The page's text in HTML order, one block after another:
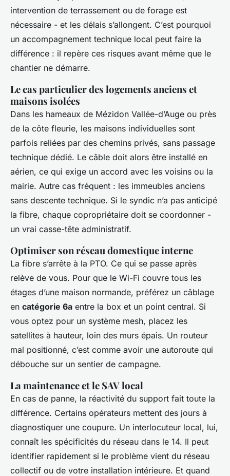
intervention de terrassement ou de forage est
nécessaire - et les délais s’allongent. C’est pourquoi
un accompagnement technique local peut faire la
différence : il repère ces risques avant même que le
chantier ne démarre.
Le cas particulier des logements anciens et
maisons isolées
Dans les hameaux de Mézidon Vallée-d’Auge ou près
de la côte fleurie, les maisons individuelles sont
parfois reliées par des chemins privés, sans passage
technique dédié. Le câble doit alors être installé en
aérien, ce qui exige un accord avec les voisins ou la
mairie. Autre cas fréquent : les immeubles anciens
sans descente technique. Si le syndic n’a pas anticipé
la fibre, chaque copropriétaire doit se coordonner -
un vrai casse-tête administratif.
Optimiser son réseau domestique interne
La fibre s’arrête à la PTO. Ce qui se passe après
relève de vous. Pour que le Wi-Fi couvre tous les
étages d’une maison normande, préférez un câblage
en catégorie 6a entre la box et un point central. Si
vous optez pour un système mesh, placez les
satellites à hauteur, loin des murs épais. Un routeur
mal positionné, c’est comme avoir une autoroute qui
débouche sur un sentier de campagne.
La maintenance et le SAV local
En cas de panne, la réactivité du support fait toute la
différence. Certains opérateurs mettent des jours à
diagnostiquer une coupure. Un interlocuteur local, lui,
connaît les spécificités du réseau dans le 14. Il peut
identifier rapidement si le problème vient du réseau
collectif ou de votre installation intérieure. Et quand